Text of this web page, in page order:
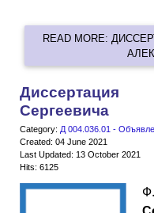
READ MORE:
Диссертация
Сергеевича
Category: Д 004.036.01 -
Created: 04 June 2021
Last Updated: 13 October 2021
Hits: 6125